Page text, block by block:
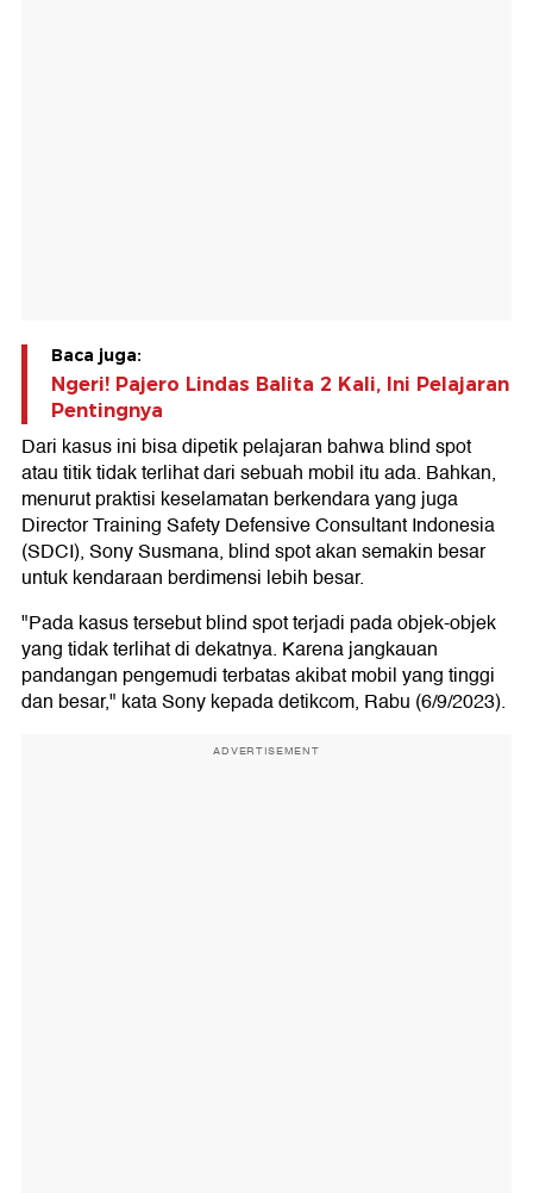
Baca juga:
Ngeri! Pajero Lindas Balita 2 Kali, Ini Pelajaran
Pentingnya
Dari kasus ini bisa dipetik pelajaran bahwa blind spot
atau titik tidak terlihat dari sebuah mobil itu ada. Bahkan,
menurut praktisi keselamatan berkendara yang juga
Director Training Safety Defensive Consultant Indonesia
(SDCI), Sony Susmana, blind spot akan semakin besar
untuk kendaraan berdimensi lebih besar.
"Pada kasus tersebut blind spot terjadi pada objek-objek
yang tidak terlihat di dekatnya. Karena jangkauan
pandangan pengemudi terbatas akibat mobil yang tinggi
dan besar," kata Sony kepada detikcom, Rabu (6/9/2023).
ADVERTISEMENT